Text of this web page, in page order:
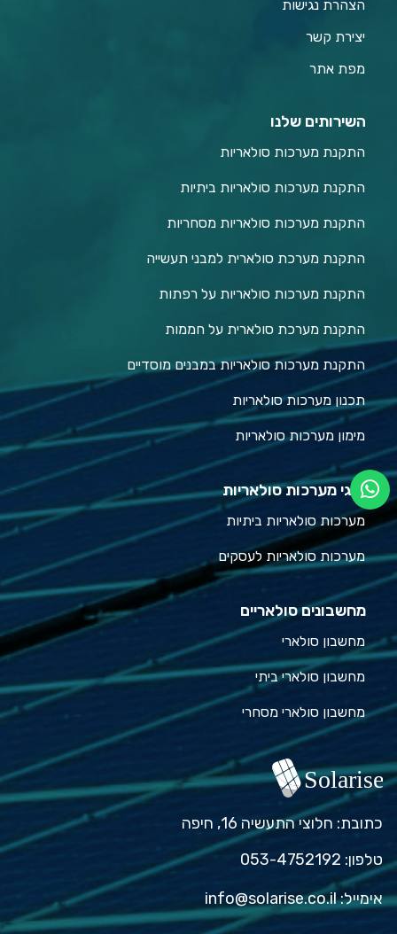
הצהרת נגישות
יצירת קשר
מפת אתר
השירותים שלנו
התקנת מערכות סולאריות
התקנת מערכות סולאריות ביתיות
התקנת מערכות סולאריות מסחריות
התקנת מערכת סולארית למבני תעשייה
התקנת מערכות סולאריות על רפתות
התקנת מערכת סולארית על חממות
התקנת מערכות סולאריות במבנים מוסדיים
תכנון מערכות סולאריות
מימון מערכות סולאריות
סוגי מערכות סולאריות
מערכות סולאריות ביתיות
מערכות סולאריות לעסקים
מחשבונים סולאריים
מחשבון סולארי
מחשבון סולארי ביתי
מחשבון סולארי מסחרי
כתובת: חלוצי התעשיה 16, חיפה
טלפון: ⁦053-4752192⁩
אימייל:info@solarise.co.il